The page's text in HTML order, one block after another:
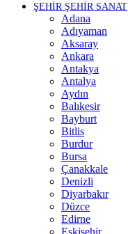
ŞEHİR ŞEHİR SANAT
Adana
Adıyaman
Aksaray
Ankara
Antakya
Antalya
Aydın
Balıkesir
Bayburt
Bitlis
Burdur
Bursa
Çanakkale
Denizli
Diyarbakır
Düzce
Edirne
Eskişehir